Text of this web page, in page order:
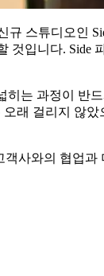
스튜디오인
입니다. Side
는 과정이 반
래 걸리지 않았
사와의 협업과